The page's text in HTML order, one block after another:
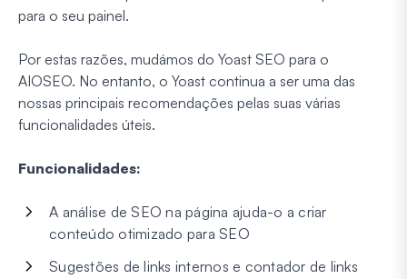
para o seu painel.
Por estas razões, mudámos do Yoast SEO para o
AIOSEO. No entanto, o Yoast continua a ser uma das
nossas principais recomendações pelas suas várias
funcionalidades úteis.
Funcionalidades:
A análise de SEO na página ajuda-o a criar
conteúdo otimizado para SEO
Sugestões de links internos e contador de links